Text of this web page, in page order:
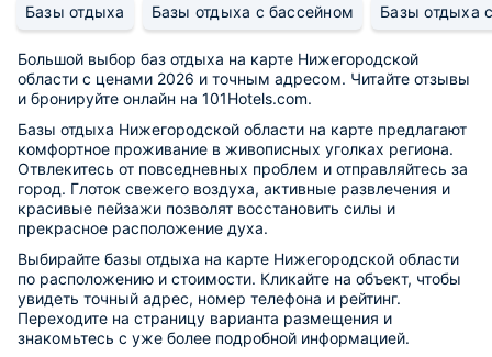
Базы отдыха Базы отдыха с бассейном Базы отдыха
Большой выбор баз отдыха на карте Нижегородской
области с ценами 2026 и точным адресом. Читайте отзывы
и бронируйте онлайн на 101Hotels.com.
Базы отдыха Нижегородской области на карте предлагают
комфортное проживание в живописных уголках региона.
Отвлекитесь от повседневных проблем и отправляйтесь за
город. Глоток свежего воздуха, активные развлечения и
красивые пейзажи позволят восстановить силы и
прекрасное расположение духа.
Выбирайте базы отдыха на карте Нижегородской области
по расположению и стоимости. Кликайте на объект, чтобы
увидеть точный адрес, номер телефона и рейтинг.
Переходите на страницу варианта размещения и
знакомьтесь с уже более подробной информацией.